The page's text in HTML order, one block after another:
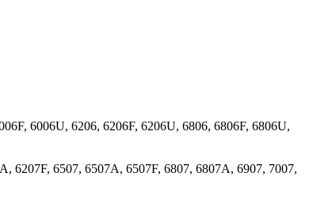
6006U, 6206, 6206F, 6206U, 6806, 6806F, 6806U,
6207F, 6507, 6507A, 6507F, 6807, 6807A, 6907, 7007,